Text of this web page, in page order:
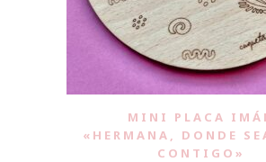
MINI PLACA
«HERMANA, DONDE
CONTIGO»